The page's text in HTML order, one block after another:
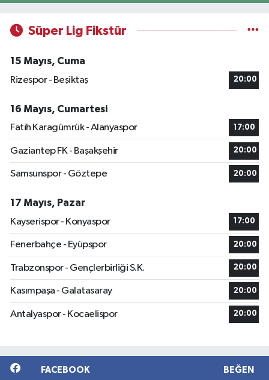
Süper Lig Fikstür
15 Mayıs, Cuma
Rizespor - Beşiktaş
20:00
16 Mayıs, Cumartesi
Fatih Karagümrük - Alanyaspor
17:00
Gaziantep FK - Başakşehir 20:00
Samsunspor - Göztepe 20:00
17 Mayıs, Pazar
Kayserispor - Konyaspor
17:00
Fenerbahçe - Eyüpspor 20:00
Trabzonspor - Gençlerbirliği S.K. 20:00
Kasımpaşa - Galatasaray 20:00
Antalyaspor - Kocaelispor 20:00
FACEBOOK BEĞEN